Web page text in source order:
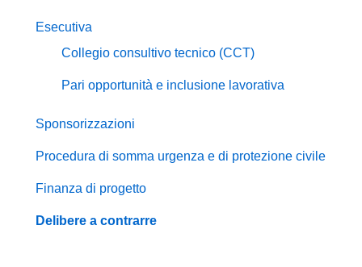
Esecutiva
Collegio consultivo tecnico (CCT)
Pari opportunità e inclusione lavorativa
Sponsorizzazioni
Procedura di somma urgenza e di protezione civile
Finanza di progetto
Delibere a contrarre